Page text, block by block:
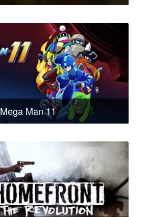
Mega Man 11